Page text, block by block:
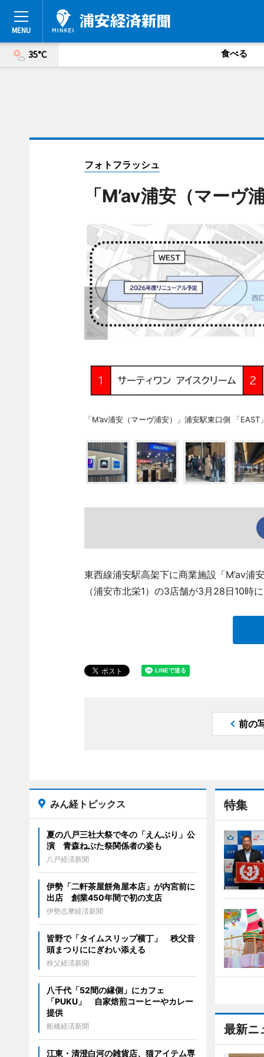
35°C 食べる
フォトフラッシュ
「M’av浦安（マーヴ
「M’av浦安（マーヴ浦安）」浦安駅東口側 「EAST
東西線浦安駅高架下に商業施設「M’av浦
（浦安市北栄1）の3店舗が3月28日10時
前の
特集
最新ニ
みん経トピックス
夏の八戸三社大祭で冬の「えんぶり」公
演 青森ねぶた祭関係者の姿も
八戸経済新聞
伊勢「二軒茶屋餅角屋本店」が内宮前に
出店 創業450年間で初の支店
伊勢志摩経済新聞
皆野で「タイムスリップ横丁」 秩父音
頭まつりににぎわい添える
秩父経済新聞
八千代「52間の縁側」にカフェ
「PUKU」 自家焙煎コーヒーやカレー
提供
船橋経済新聞
江東・清澄白河の雑貨店、猫アイテム専